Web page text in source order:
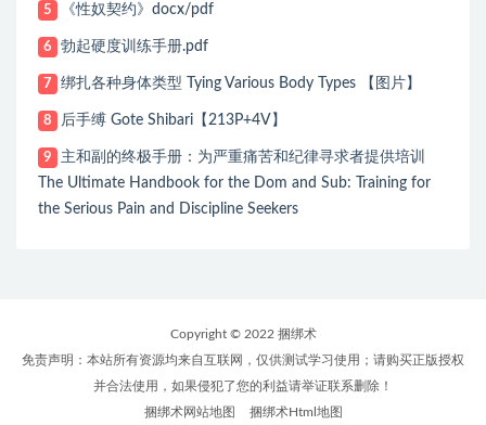
5 《性奴契约》docx/pdf
6 勃起硬度训练手册.pdf
7 绑扎各种身体类型 Tying Various Body Types 【图片】
8 后手缚 Gote Shibari【213P+4V】
9
主和副的终极手册：为严重痛苦和纪律寻求者提供培训
The Ultimate Handbook for the Dom and Sub: Training for
the Serious Pain and Discipline Seekers
Copyright © 2022 捆绑术
免责声明：本站所有资源均来自互联网，仅供测试学习使用；请购买正版授权
并合法使用，如果侵犯了您的利益请举证联系删除！
捆绑术网站地图
捆绑术Html地图